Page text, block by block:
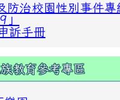
防治校園性別事件
訴手冊
教育參考專區